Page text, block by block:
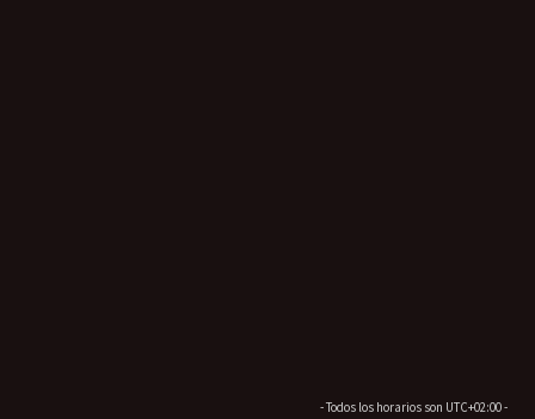
- Todos los horarios son UTC+02:00-